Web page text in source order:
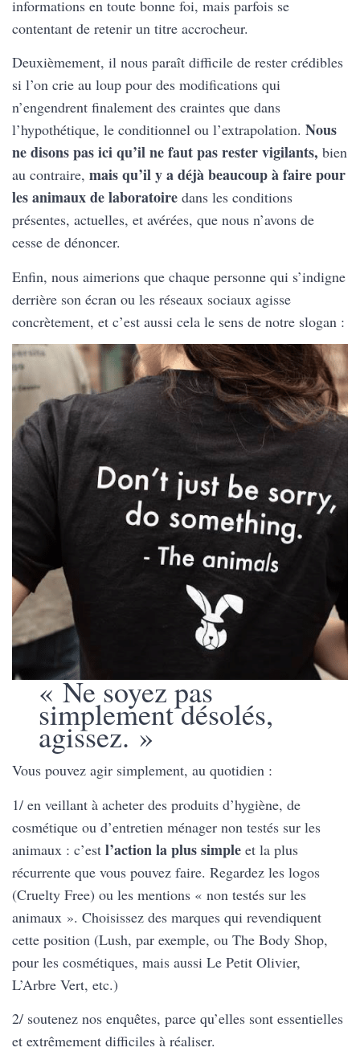
informations en toute bonne foi, mais parfois se
contentant de retenir un titre accrocheur.
Deuxièmement, il nous paraît difficile de rester crédibles
si l’on crie au loup pour des modifications qui
n’engendrent finalement des craintes que dans
l’hypothétique, le conditionnel ou l’extrapolation. Nous
ne disons pas ici qu’il ne faut pas rester vigilants, bien
au contraire, mais qu’il y a déjà beaucoup à faire pour
les animaux de laboratoire dans les conditions
présentes, actuelles, et avérées, que nous n’avons de
cesse de dénoncer.
Enfin, nous aimerions que chaque personne qui s’indigne
derrière son écran ou les réseaux sociaux agisse
concrètement, et c’est aussi cela le sens de notre slogan :
« Ne soyez pas
simplement désolés,
agissez. »
Vous pouvez agir simplement, au quotidien :
1/ en veillant à acheter des produits d’hygiène, de
cosmétique ou d’entretien ménager non testés sur les
animaux : c’est l’action la plus simple et la plus
récurrente que vous pouvez faire. Regardez les logos
(Cruelty Free) ou les mentions « non testés sur les
animaux ». Choisissez des marques qui revendiquent
cette position (Lush, par exemple, ou The Body Shop,
pour les cosmétiques, mais aussi Le Petit Olivier,
L’Arbre Vert, etc.)
2/ soutenez nos enquêtes, parce qu’elles sont essentielles
et extrêmement difficiles à réaliser.